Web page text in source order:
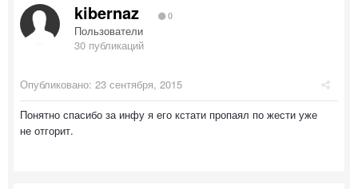
kibernaz 0
Пользователи
30 публикаций
Опубликовано: 23 сентября, 2015
Понятно спасибо за инфу я его кстати пропаял по жести уже
не отгорит.